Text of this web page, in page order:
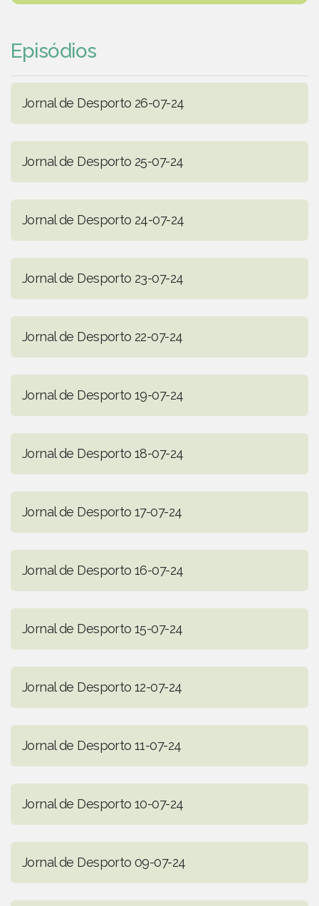
Episódios
Jornal de Desporto 26-07-24
Jornal de Desporto 25-07-24
Jornal de Desporto 24-07-24
Jornal de Desporto 23-07-24
Jornal de Desporto 22-07-24
Jornal de Desporto 19-07-24
Jornal de Desporto 18-07-24
Jornal de Desporto 17-07-24
Jornal de Desporto 16-07-24
Jornal de Desporto 15-07-24
Jornal de Desporto 12-07-24
Jornal de Desporto 11-07-24
Jornal de Desporto 10-07-24
Jornal de Desporto 09-07-24